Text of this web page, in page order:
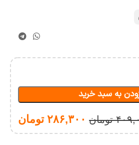
به سبد خرید
تومان ۲۸۶,۳۰۰ تومان